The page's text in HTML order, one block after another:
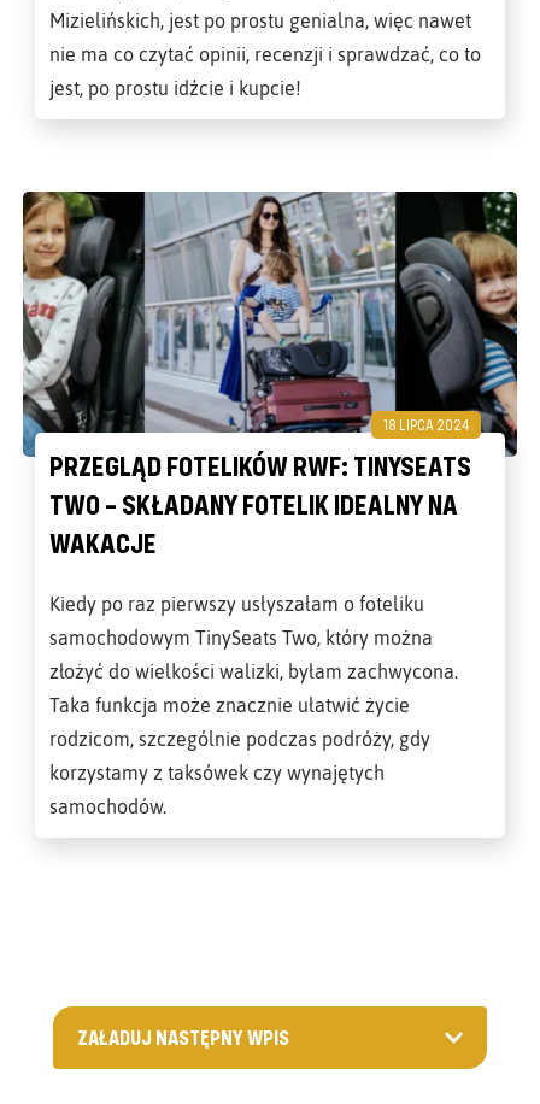
Mizielińskich, jest po prostu genialna, więc nawet
nie ma co czytać opinii, recenzji i sprawdzać, co to
jest, po prostu idźcie i kupcie!
18 LIPCA 2024
PRZEGLĄD FOTELIKÓW RWF: TINYSEATS
TWO – SKŁADANY FOTELIK IDEALNY NA
WAKACJE
Kiedy po raz pierwszy usłyszałam o foteliku
samochodowym TinySeats Two, który można
złożyć do wielkości walizki, byłam zachwycona.
Taka funkcja może znacznie ułatwić życie
rodzicom, szczególnie podczas podróży, gdy
korzystamy z taksówek czy wynajętych
samochodów.
ZAŁADUJ NASTĘPNY WPIS